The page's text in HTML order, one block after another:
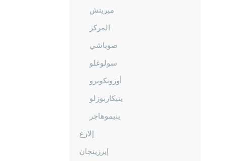
ميريتش
المركز
صوباشي
سولوغلو
أوزونكوبرو
ينيكاربوزلو
ينيموهاجر
إلازغ
إيرزينجان